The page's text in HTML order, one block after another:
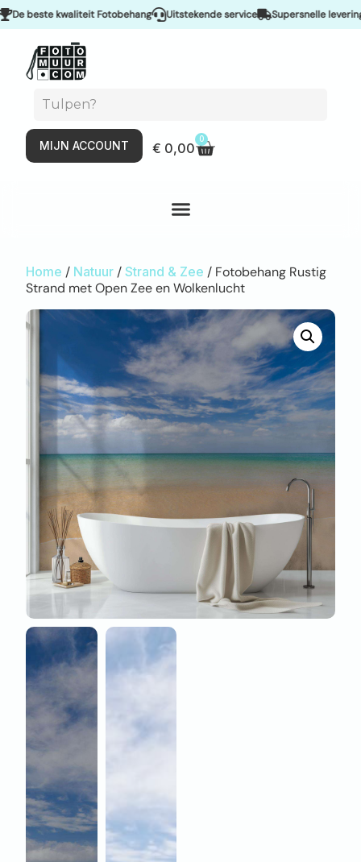
beste kwaliteit Fotobehang Uitstekende service Supersnelle levering &
MIJN ACCOUNT € 0,00
0
Home / Natuur / Strand & Zee / Fotobehang Rustig
Strand met Open Zee en Wolkenlucht